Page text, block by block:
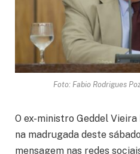
Foto: Fabio Rodrigues
O ex-ministro Geddel
na madrugada deste
mensagem nas redes